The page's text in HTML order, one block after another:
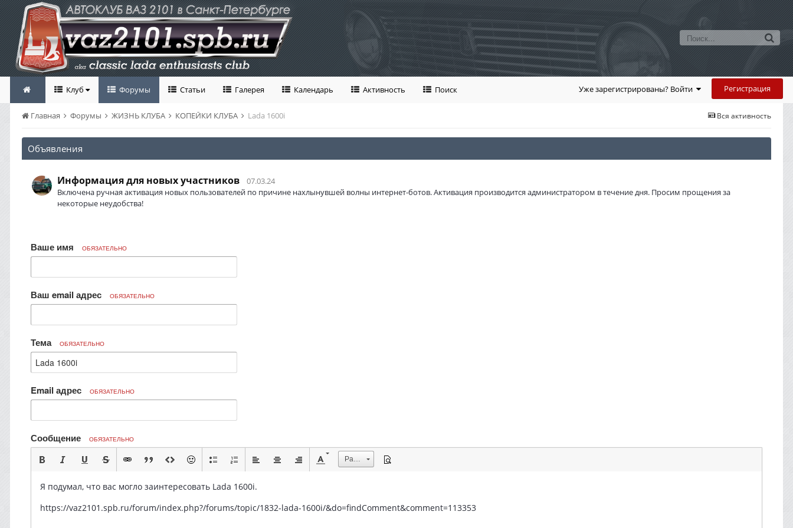
Уже зарегистрированы? Войти Регистрация
Клуб Форумы Статьи Галерея Календарь Активность Поиск
Вся активность
Главная Форумы ЖИЗНЬ КЛУБА КОПЕЙКИ КЛУБА Lada 1600i
Объявления
Информация для новых участников
07.03.24
Включена ручная активация новых пользователей по причине нахлынувшей волны интернет-ботов. Активация производится администратором в течение дня. Просим прощения за
некоторые неудобства!
Ваше имя ОБЯЗАТЕЛЬНО
Ваш email адрес ОБЯЗАТЕЛЬНО
Тема ОБЯЗАТЕЛЬНО
Email адрес ОБЯЗАТЕЛЬНО
Сообщение ОБЯЗАТЕЛЬНО
Размер
Я подумал, что вас могло заинтересовать Lada 1600i.
https://vaz2101.spb.ru/forum/index.php?/forums/topic/1832-lada-1600i/&do=findComment&comment=113353